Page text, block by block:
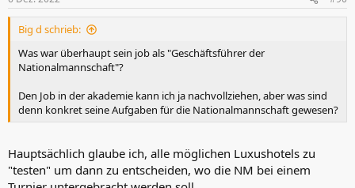
Big d schrieb:
Was war überhaupt sein job als "Geschäftsführer der
Nationalmannschaft"?
Den Job in der akademie kann ich ja nachvollziehen, aber was sind
denn konkret seine Aufgaben für die Nationalmannschaft gewesen?
Hauptsächlich glaube ich, alle möglichen Luxushotels zu
"testen" um dann zu entscheiden, wo die NM bei einem